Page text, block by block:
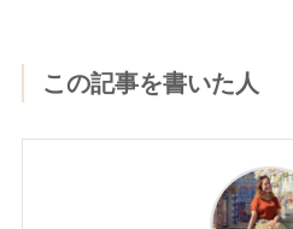
この記事を書いた人